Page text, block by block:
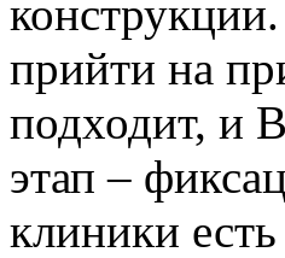
прийти на
подходит, и
этап –
клиники